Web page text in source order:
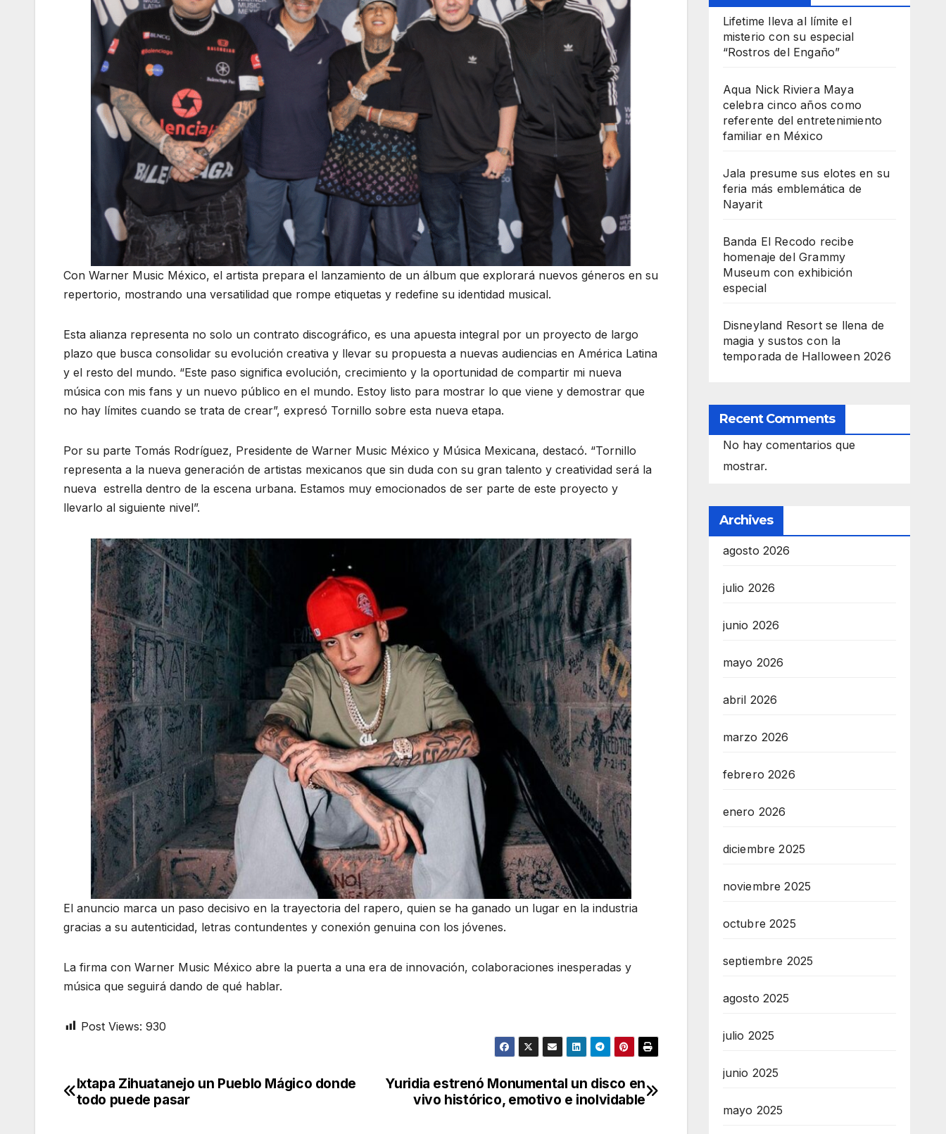
Con Warner Music México, el artista prepara el lanzamiento de un álbum que explorará nuevos géneros en su
repertorio, mostrando una versatilidad que rompe etiquetas y redefine su identidad musical.
Esta alianza representa no solo un contrato discográfico, es una apuesta integral por un proyecto de largo
plazo que busca consolidar su evolución creativa y llevar su propuesta a nuevas audiencias en América Latina
y el resto del mundo. “Este paso significa evolución, crecimiento y la oportunidad de compartir mi nueva
música con mis fans y un nuevo público en el mundo. Estoy listo para mostrar lo que viene y demostrar que
no hay límites cuando se trata de crear”, expresó Tornillo sobre esta nueva etapa.
Por su parte Tomás Rodríguez, Presidente de Warner Music México y Música Mexicana, destacó. “Tornillo
representa a la nueva generación de artistas mexicanos que sin duda con su gran talento y creatividad será la
nueva estrella dentro de la escena urbana. Estamos muy emocionados de ser parte de este proyecto y
llevarlo al siguiente nivel”.
El anuncio marca un paso decisivo en la trayectoria del rapero, quien se ha ganado un lugar en la industria
gracias a su autenticidad, letras contundentes y conexión genuina con los jóvenes.
La firma con Warner Music México abre la puerta a una era de innovación, colaboraciones inesperadas y
música que seguirá dando de qué hablar.
Post Views: 930
Navegación
Yuridia estrenó Monumental un disco en
vivo histórico, emotivo e inolvidable
Ixtapa Zihuatanejo un Pueblo Mágico donde
todo puede pasar
Lifetime lleva al límite el
misterio con su especial
“Rostros del Engaño”
Aqua Nick Riviera Maya
celebra cinco años como
referente del entretenimiento
familiar en México
Jala presume sus elotes en su
feria más emblemática de
Nayarit
Banda El Recodo recibe
homenaje del Grammy
Museum con exhibición
especial
Disneyland Resort se llena de
magia y sustos con la
temporada de Halloween 2026
Recent Comments
No hay comentarios que
mostrar.
Archives
agosto 2026
julio 2026
junio 2026
mayo 2026
abril 2026
marzo 2026
febrero 2026
enero 2026
diciembre 2025
noviembre 2025
octubre 2025
septiembre 2025
agosto 2025
julio 2025
junio 2025
mayo 2025